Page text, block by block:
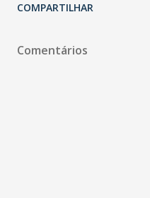
COMPARTILHAR
Comentários